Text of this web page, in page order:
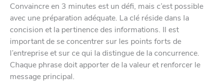
Convaincre en 3 minutes est un défi, mais c’est possible
avec une préparation adéquate. La clé réside dans la
concision et la pertinence des informations. Il est
important de se concentrer sur les points forts de
l’entreprise et sur ce qui la distingue de la concurrence.
Chaque phrase doit apporter de la valeur et renforcer le
message principal.